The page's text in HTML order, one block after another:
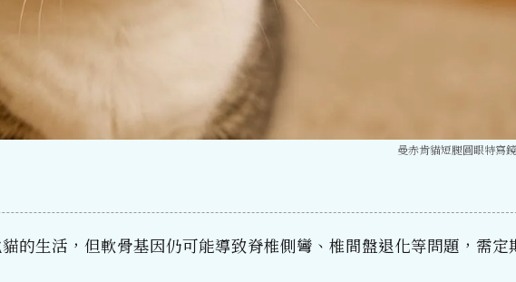
曼赤肯貓短腿圓眼特寫
的生活，但軟骨基因仍可能導致脊椎側彎、椎間盤退化等問題，需定